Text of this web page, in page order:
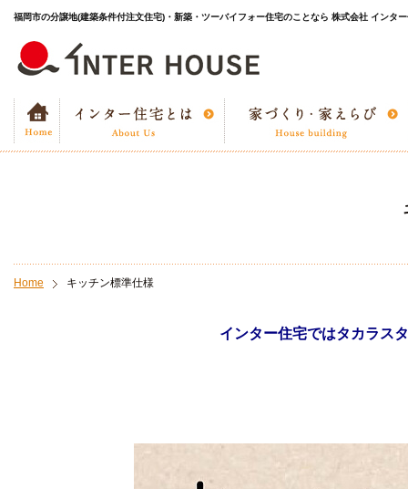
福岡市の分譲地(建築条件付注文住宅)・新築・ツーバイフォー住宅のことなら 株式会社 インタ
Home キッチン標準仕様
インター住宅ではタカラス